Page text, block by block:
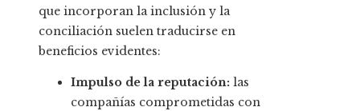
que incorporan la inclusión y la
conciliación suelen traducirse en
beneficios evidentes:
Impulso de la reputación: las
compañías comprometidas con